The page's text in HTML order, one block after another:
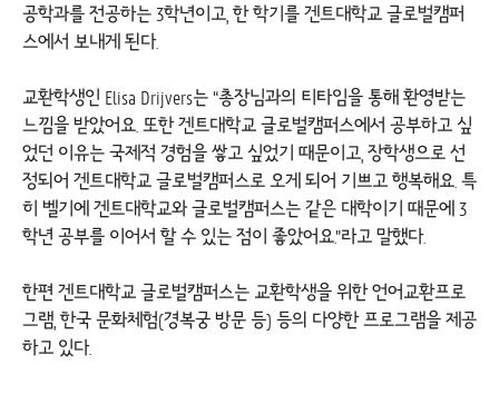
공학과를 전공하는 3학년이고, 한 학기를 겐트대학교 글로벌캠퍼
스에서 보내게 된다.
교환학생인 Elisa Drijvers는 “총장님과의 티타임을 통해 환영받는
느낌을 받았어요. 또한 겐트대학교 글로벌캠퍼스에서 공부하고 싶
었던 이유는 국제적 경험을 쌓고 싶었기 때문이고, 장학생으로 선
정되어 겐트대학교 글로벌캠퍼스로 오게 되어 기쁘고 행복해요. 특
히 벨기에 겐트대학교와 글로벌캠퍼스는 같은 대학이기 때문에 3
학년 공부를 이어서 할 수 있는 점이 좋았어요.”라고 말했다.
한편 겐트대학교 글로벌캠퍼스는 교환학생을 위한 언어교환프로
그램, 한국 문화체험(경복궁 방문 등) 등의 다양한 프로그램을 제공
하고 있다.